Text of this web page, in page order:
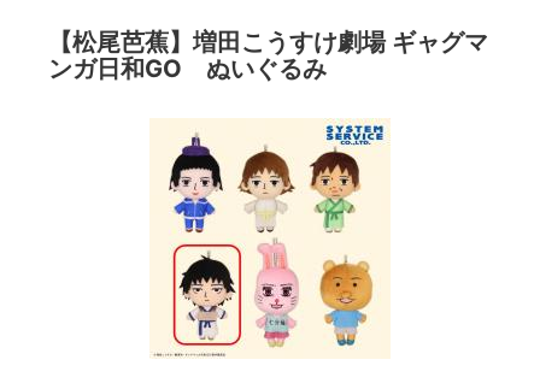
【松尾芭蕉】増田こうすけ劇場 ギャグマ
ンガ日和GO ぬいぐるみ